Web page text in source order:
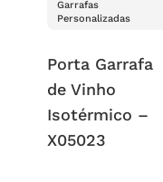
Garrafas
Personalizadas
Porta Garrafa
de Vinho
Isotérmico –
X05023